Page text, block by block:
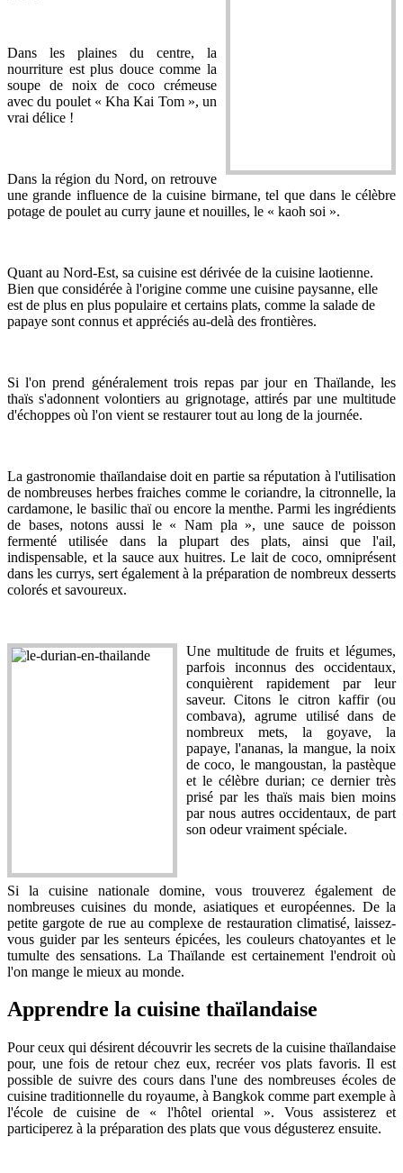
Dans les plaines du centre, la
nourriture est plus douce comme la
soupe de noix de coco crémeuse
avec du poulet « Kha Kai Tom », un
vrai délice !
Dans la région du Nord, on retrouve
une grande influence de la cuisine birmane, tel que dans le célèbre
potage de poulet au curry jaune et nouilles, le « kaoh soi ».
Quant au Nord-Est, sa cuisine est dérivée de la cuisine laotienne.
Bien que considérée à l'origine comme une cuisine paysanne, elle
est de plus en plus populaire et certains plats, comme la salade de
papaye sont connus et appréciés au-delà des frontières.
Si l'on prend généralement trois repas par jour en Thaïlande, les
thaïs s'adonnent volontiers au grignotage, attirés par une multitude
d'échoppes où l'on vient se restaurer tout au long de la journée.
La gastronomie thaïlandaise doit en partie sa réputation à l'utilisation
de nombreuses herbes fraiches comme le coriandre, la citronnelle, la
cardamone, le basilic thaï ou encore la menthe. Parmi les ingrédients
de bases, notons aussi le « Nam pla », une sauce de poisson
fermenté utilisée dans la plupart des plats, ainsi que l'ail,
indispensable, et la sauce aux huitres. Le lait de coco, omniprésent
dans les currys, sert également à la préparation de nombreux desserts
colorés et savoureux.
Une multitude de fruits et légumes,
parfois inconnus des occidentaux,
conquièrent rapidement par leur
saveur. Citons le citron kaffir (ou
combava), agrume utilisé dans de
nombreux mets, la goyave, la
papaye, l'ananas, la mangue, la noix
de coco, le mangoustan, la pastèque
et le célèbre durian; ce dernier très
prisé par les thaïs mais bien moins
par nous autres occidentaux, de part
son odeur vraiment spéciale.
Si la cuisine nationale domine, vous trouverez également de
nombreuses cuisines du monde, asiatiques et européennes. De la
petite gargote de rue au complexe de restauration climatisé, laissez-
vous guider par les senteurs épicées, les couleurs chatoyantes et le
tumulte des sensations. La Thaïlande est certainement l'endroit où
l'on mange le mieux au monde.
Apprendre la cuisine thaïlandaise
Pour ceux qui désirent découvrir les secrets de la cuisine thaïlandaise
pour, une fois de retour chez eux, recréer vos plats favoris. Il est
possible de suivre des cours dans l'une des nombreuses écoles de
cuisine traditionnelle du royaume, à Bangkok comme part exemple à
l'école de cuisine de « l'hôtel oriental ». Vous assisterez et
participerez à la préparation des plats que vous dégusterez ensuite.